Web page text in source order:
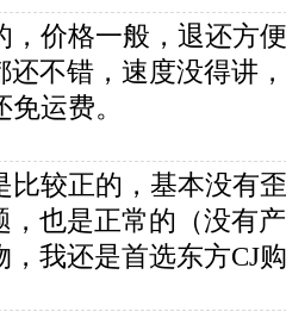
，价格一般，退还方
还不错，速度没得讲
运费。
比较正的，基本没有
，也是正常的（没有
我还是首选东方CJ